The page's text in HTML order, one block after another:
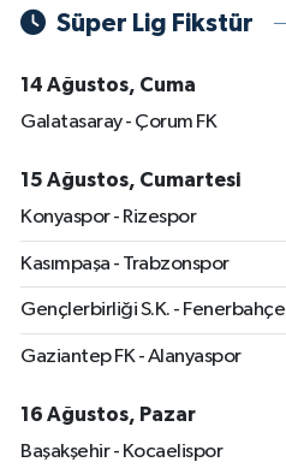
Süper Lig Fikstür
14 Ağustos, Cuma
Galatasaray - Çorum FK
15 Ağustos, Cumartesi
Konyaspor - Rizespor
Kasımpaşa - Trabzonspor
Gençlerbirliği S.K. - Fenerbahçe
Gaziantep FK - Alanyaspor
16 Ağustos, Pazar
Başakşehir - Kocaelispor